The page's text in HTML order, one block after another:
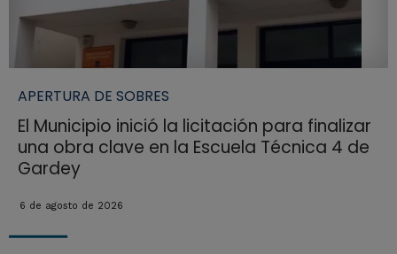
APERTURA DE SOBRES
El Municipio inició la licitación para finalizar
una obra clave en la Escuela Técnica 4 de
Gardey
6 de agosto de 2026